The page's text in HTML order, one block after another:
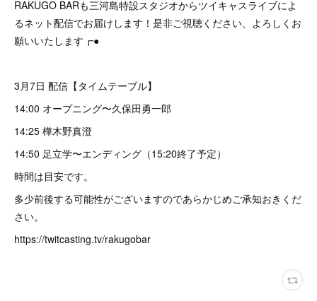
RAKUGO BARも三河島特設スタジオからツイキャスライブによ
るネット配信でお届けします！是非ご視聴ください、よろしくお
願いいたします┏●
3月7日 配信【タイムテーブル】
14:00 オープニング〜久保田勇一郎
14:25 樺木野真澄
14:50 足立学〜エンディング（15:20終了予定）
時間は目安です。
多少前後する可能性がございますのであらかじめご承知おきくだ
さい。
https://twitcasting.tv/rakugobar